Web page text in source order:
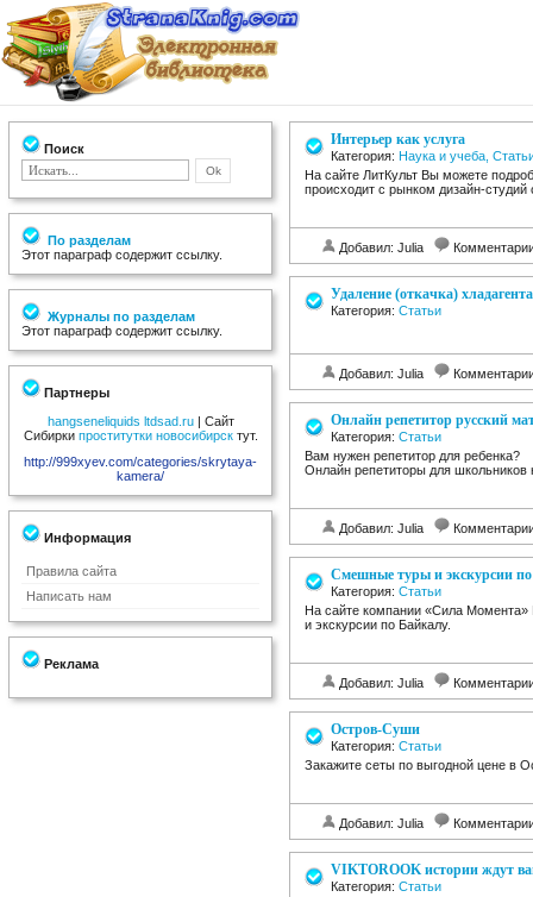
Поиск
По разделам
Этот параграф содержит ссылку.
Журналы по разделам
Этот параграф содержит ссылку.
Партнеры
hangseneliquids ltdsad.ru| Сайт
Сибирки проститутки новосибирсктут.
http://999xyev.com/categories/skrytaya-
kamera/
Информация
Правила сайта
Написать нам
Реклама
Интерьер как услуга
Категория: Наука и учеба,
На сайте ЛитКульт Вы можете
происходит с рынком дизайн-студий
Добавил: Julia
Удаление (откачка)
Категория: Статьи
Добавил: Julia
Онлайн репетитор русский
Категория: Статьи
Вам нужен репетитор для ребенка?
Онлайн репетиторы для школьников
Добавил: Julia
Смешные туры и экскурсии
Категория: Статьи
На сайте компании «Сила
и экскурсии по Байкалу.
Добавил: Julia
Остров-Суши
Категория: Статьи
Закажите сеты по выгодной цене в
Добавил: Julia
VIKTOROOK истории ждут
Категория: Статьи